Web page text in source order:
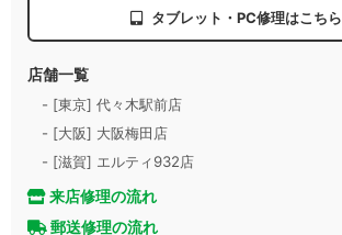
タブレット・PC修理はこちら
店舗一覧
- [東京] 代々木駅前店
- [大阪] 大阪梅田店
- [滋賀] エルティ932店
来店修理の流れ
郵送修理の流れ